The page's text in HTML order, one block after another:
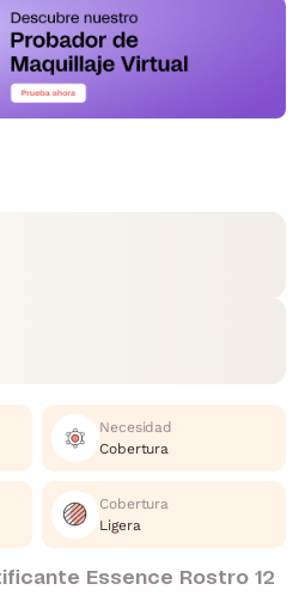
Necesidad
Cobertura
Cobertura
Ligera
Essence Rostro 12